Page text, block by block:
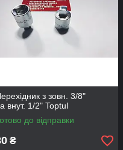
з зовн. 3/8"
внут. 1/2" Toptul
до відправки
₴